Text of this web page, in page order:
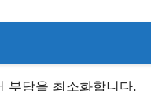
부담을 최소화합니다.